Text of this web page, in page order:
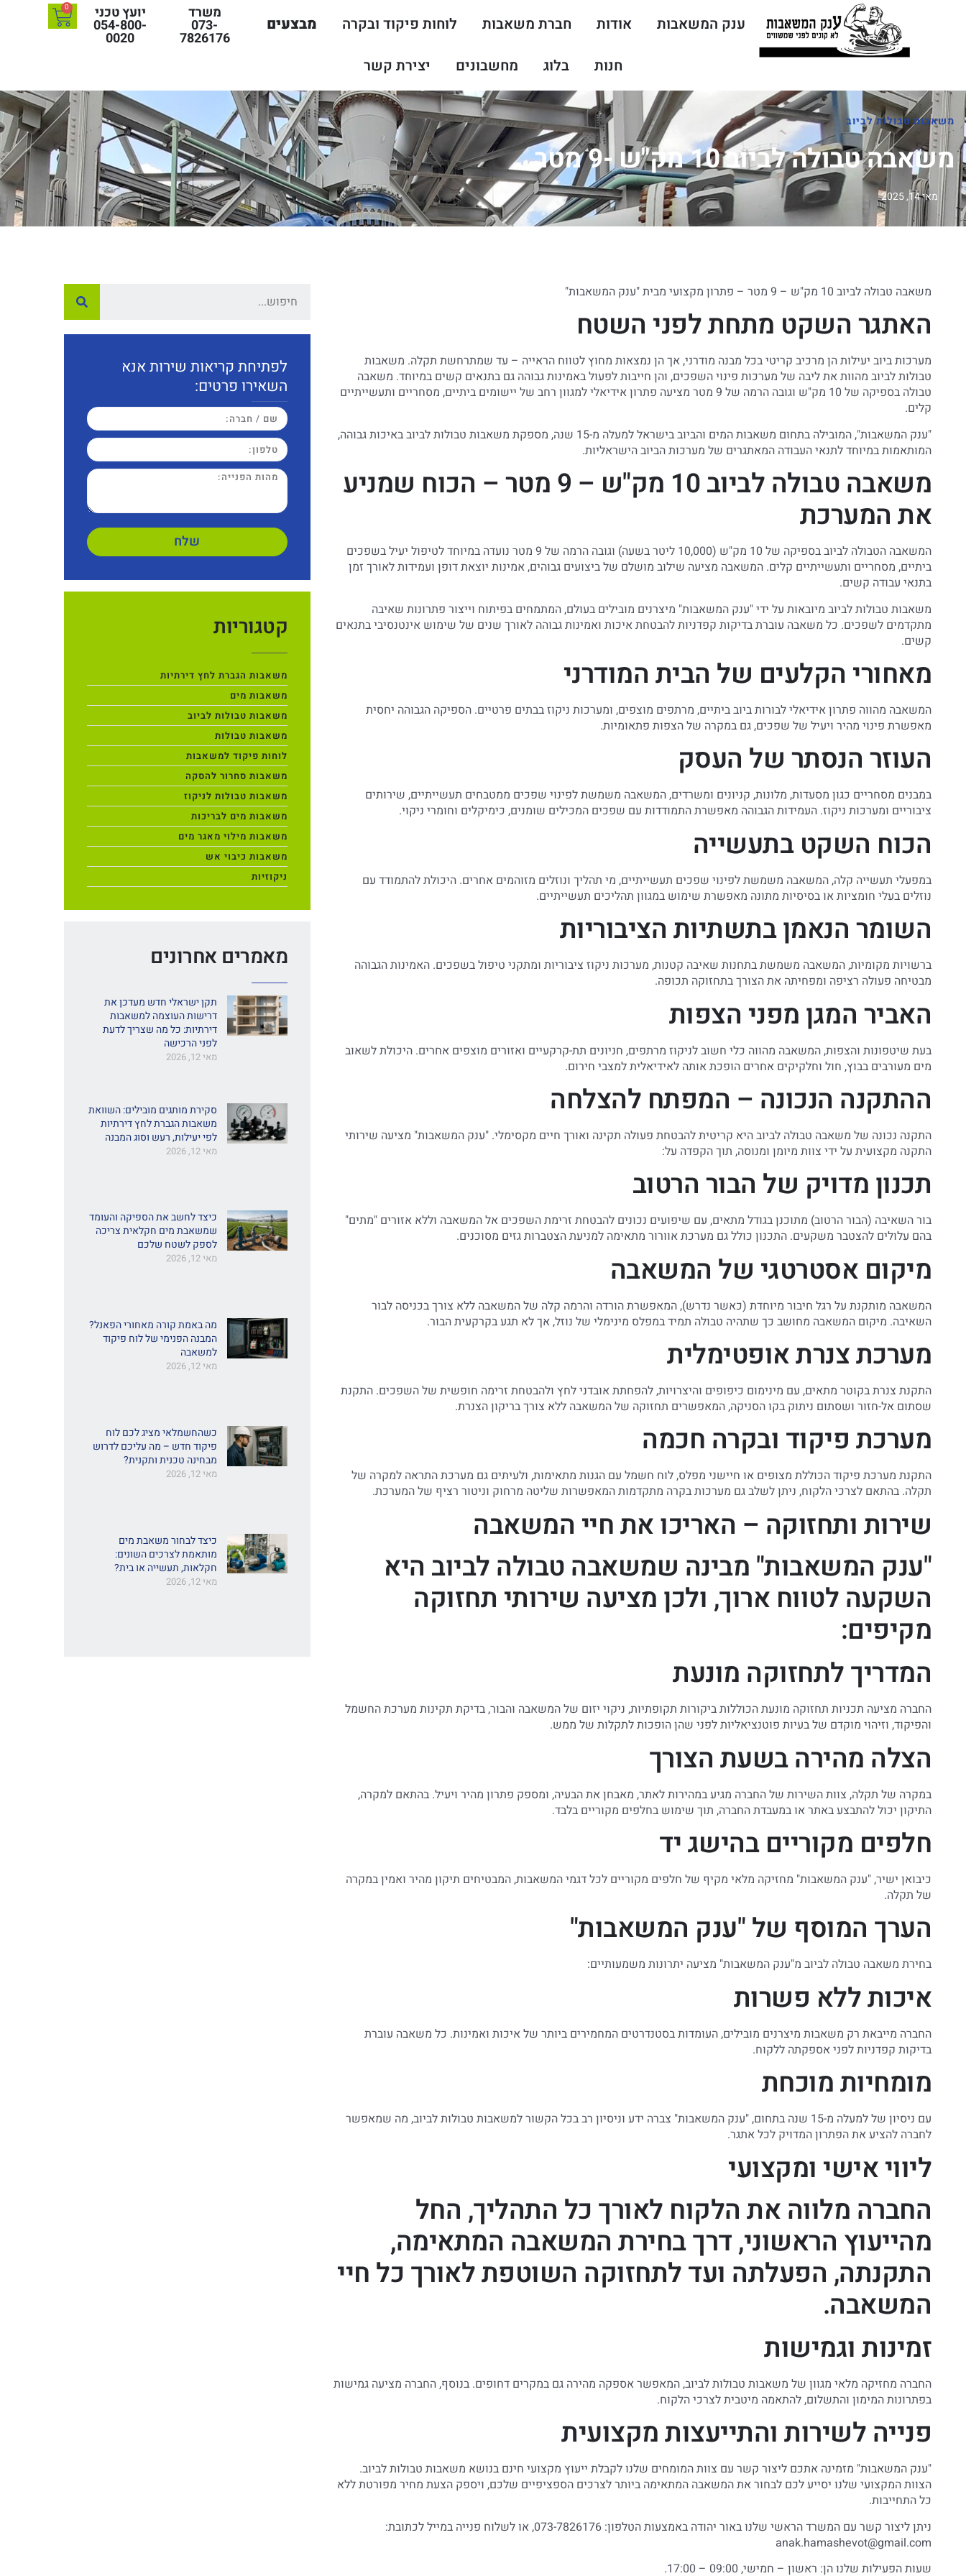
ענק המשאבות אודות חברת משאבות לוחות פיקוד ובקרה
מבצעים
חנות
בלוג מחשבונים יצירת קשר
משרד
073-
7826176
יועץ טכני
054-800-
0020
0
משאבות טבולות לביוב
משאבה טבולה לביוב 10 מק"ש -9 מטר
מאי 14, 2025
משאבה טבולה לביוב 10 מק"ש – 9 מטר – פתרון מקצועי מבית "ענק המשאבות"
האתגר השקט מתחת לפני השטח
מערכות ביוב יעילות הן מרכיב קריטי בכל מבנה מודרני, אך הן נמצאות מחוץ לטווח הראייה – עד שמתרחשת תקלה. משאבות
טבולות לביוב מהוות את ליבה של מערכות פינוי השפכים, והן חייבות לפעול באמינות גבוהה גם בתנאים קשים במיוחד. משאבה
טבולה בספיקה של 10 מק"ש וגובה הרמה של 9 מטר מציעה פתרון אידיאלי למגוון רחב של יישומים ביתיים, מסחריים ותעשייתיים
קלים.
"ענק המשאבות", המובילה בתחום משאבות המים והביוב בישראל למעלה מ-15 שנה, מספקת משאבות טבולות לביוב באיכות גבוהה,
המותאמות במיוחד לתנאי העבודה המאתגרים של מערכות הביוב הישראליות.
משאבה טבולה לביוב 10 מק"ש – 9 מטר – הכוח שמניע
את המערכת
המשאבה הטבולה לביוב בספיקה של 10 מק"ש (10,000 ליטר בשעה) וגובה הרמה של 9 מטר נועדה במיוחד לטיפול יעיל בשפכים
ביתיים, מסחריים ותעשייתיים קלים. המשאבה מציעה שילוב מושלם של ביצועים גבוהים, אמינות יוצאת דופן ועמידות לאורך זמן
בתנאי עבודה קשים.
משאבות טבולות לביוב מיובאות על ידי "ענק המשאבות" מיצרנים מובילים בעולם, המתמחים בפיתוח וייצור פתרונות שאיבה
מתקדמים לשפכים. כל משאבה עוברת בדיקות קפדניות להבטחת איכות ואמינות גבוהה לאורך שנים של שימוש אינטנסיבי בתנאים
קשים.
מאחורי הקלעים של הבית המודרני
המשאבה מהווה פתרון אידיאלי לבורות ביוב ביתיים, מרתפים מוצפים, ומערכות ניקוז בבתים פרטיים. הספיקה הגבוהה יחסית
מאפשרת פינוי מהיר ויעיל של שפכים, גם במקרה של הצפות פתאומיות.
העוזר הנסתר של העסק
במבנים מסחריים כגון מסעדות, מלונות, קניונים ומשרדים, המשאבה משמשת לפינוי שפכים ממטבחים תעשייתיים, שירותים
ציבוריים ומערכות ניקוז. העמידות הגבוהה מאפשרת התמודדות עם שפכים המכילים שומנים, כימיקלים וחומרי ניקוי.
הכוח השקט בתעשייה
במפעלי תעשייה קלה, המשאבה משמשת לפינוי שפכים תעשייתיים, מי תהליך ונוזלים מזוהמים אחרים. היכולת להתמודד עם
נוזלים בעלי חומציות או בסיסיות מתונה מאפשרת שימוש במגוון תהליכים תעשייתיים.
השומר הנאמן בתשתיות הציבוריות
ברשויות מקומיות, המשאבה משמשת בתחנות שאיבה קטנות, מערכות ניקוז ציבוריות ומתקני טיפול בשפכים. האמינות הגבוהה
מבטיחה פעולה רציפה ומפחיתה את הצורך בתחזוקה תכופה.
האביר המגן מפני הצפות
בעת שיטפונות והצפות, המשאבה מהווה כלי חשוב לניקוז מרתפים, חניונים תת-קרקעיים ואזורים מוצפים אחרים. היכולת לשאוב
מים מעורבים בבוץ, חול וחלקיקים אחרים הופכת אותה לאידיאלית למצבי חירום.
ההתקנה הנכונה – המפתח להצלחה
התקנה נכונה של משאבה טבולה לביוב היא קריטית להבטחת פעולה תקינה ואורך חיים מקסימלי. "ענק המשאבות" מציעה שירותי
התקנה מקצועית על ידי צוות מיומן ומנוסה, תוך הקפדה על:
תכנון מדויק של הבור הרטוב
בור השאיבה (הבור הרטוב) מתוכנן בגודל מתאים, עם שיפועים נכונים להבטחת זרימת השפכים אל המשאבה וללא אזורים "מתים"
בהם עלולים להצטבר משקעים. התכנון כולל גם מערכת אוורור מתאימה למניעת הצטברות גזים מסוכנים.
מיקום אסטרטגי של המשאבה
המשאבה מותקנת על רגל חיבור מיוחדת (כאשר נדרש), המאפשרת הורדה והרמה קלה של המשאבה ללא צורך בכניסה לבור
השאיבה. מיקום המשאבה מחושב כך שתהיה טבולה תמיד במפלס מינימלי של נוזל, אך לא תגע בקרקעית הבור.
מערכת צנרת אופטימלית
התקנת צנרת בקוטר מתאים, עם מינימום כיפופים והיצרויות, להפחתת אובדני לחץ ולהבטחת זרימה חופשית של השפכים. התקנת
שסתום אל-חזור ושסתום ניתוק בקו הסניקה, המאפשרים תחזוקה של המשאבה ללא צורך בריקון הצנרת.
מערכת פיקוד ובקרה חכמה
התקנת מערכת פיקוד הכוללת מצופים או חיישני מפלס, לוח חשמל עם הגנות מתאימות, ולעיתים גם מערכת התראה למקרה של
תקלה. בהתאם לצרכי הלקוח, ניתן לשלב גם מערכות בקרה מתקדמות המאפשרות שליטה מרחוק וניטור רציף של המערכת.
שירות ותחזוקה – האריכו את חיי המשאבה
"ענק המשאבות" מבינה שמשאבה טבולה לביוב היא
השקעה לטווח ארוך, ולכן מציעה שירותי תחזוקה
מקיפים:
המדריך לתחזוקה מונעת
החברה מציעה תכניות תחזוקה מונעת הכוללות ביקורות תקופתיות, ניקוי יזום של המשאבה והבור, בדיקת תקינות מערכת החשמל
והפיקוד, וזיהוי מוקדם של בעיות פוטנציאליות לפני שהן הופכות לתקלות של ממש.
הצלה מהירה בשעת הצורך
במקרה של תקלה, צוות השירות של החברה מגיע במהירות לאתר, מאבחן את הבעיה, ומספק פתרון מהיר ויעיל. בהתאם למקרה,
התיקון יכול להתבצע באתר או במעבדת החברה, תוך שימוש בחלפים מקוריים בלבד.
חלפים מקוריים בהישג יד
כיבואן ישיר, "ענק המשאבות" מחזיקה מלאי מקיף של חלפים מקוריים לכל דגמי המשאבות, המבטיחים תיקון מהיר ואמין במקרה
של תקלה.
הערך המוסף של "ענק המשאבות"
בחירת משאבה טבולה לביוב מ"ענק המשאבות" מציעה יתרונות משמעותיים:
איכות ללא פשרות
החברה מייבאת רק משאבות מיצרנים מובילים, העומדות בסטנדרטים המחמירים ביותר של איכות ואמינות. כל משאבה עוברת
בדיקות קפדניות לפני אספקתה ללקוח.
מומחיות מוכחת
עם ניסיון של למעלה מ-15 שנה בתחום, "ענק המשאבות" צברה ידע וניסיון רב בכל הקשור למשאבות טבולות לביוב, מה שמאפשר
לחברה להציע את הפתרון המדויק לכל אתגר.
ליווי אישי ומקצועי
החברה מלווה את הלקוח לאורך כל התהליך, החל
מהייעוץ הראשוני, דרך בחירת המשאבה המתאימה,
התקנתה, הפעלתה ועד לתחזוקה השוטפת לאורך כל חיי
המשאבה.
זמינות וגמישות
החברה מחזיקה מלאי מגוון של משאבות טבולות לביוב, המאפשר אספקה מהירה גם במקרים דחופים. בנוסף, החברה מציעה גמישות
בפתרונות המימון והתשלום, להתאמה מיטבית לצרכי הלקוח.
פנייה לשירות והתייעצות מקצועית
"ענק המשאבות" מזמינה אתכם ליצור קשר עם צוות המומחים שלנו לקבלת ייעוץ מקצועי חינם בנושא משאבות טבולות לביוב.
הצוות המקצועי שלנו יסייע לכם לבחור את המשאבה המתאימה ביותר לצרכים הספציפיים שלכם, ויספק הצעת מחיר מפורטת ללא
כל התחייבות.
ניתן ליצור קשר עם המשרד הראשי שלנו באור יהודה באמצעות הטלפון: 073-7826176, או לשלוח פנייה במייל לכתובת:
anak.hamashevot@gmail.com
שעות הפעילות שלנו הן: ראשון – חמישי, 09:00 – 17:00.
לפתיחת קריאות שירות אנא
השאירו פרטים:
שלח
קטגוריות
משאבות הגברת לחץ דירתיות
משאבות מים
משאבות טבולות לביוב
משאבות טבולות
לוחות פיקוד למשאבות
משאבות סחרור להסקה
משאבות טבולות לניקוז
משאבות מים לבריכות
משאבות מילוי מאגר מים
משאבות כיבוי אש
ניקוזיות
מאמרים אחרונים
תקן ישראלי חדש מעדכן את
דרישות העוצמה למשאבות
דירתיות: כל מה שצריך לדעת
לפני הרכישה
מאי 12, 2026
סקירת מותגים מובילים: השוואת
משאבות הגברת לחץ דירתיות
לפי יעילות, רעש וסוג המבנה
מאי 12, 2026
כיצד לחשב את הספיקה והעומד
שמשאבת מים חקלאית צריכה
לספק לשטח שלכם
מאי 12, 2026
מה באמת קורה מאחורי הפאנל?
המבנה הפנימי של לוח פיקוד
למשאבה
מאי 12, 2026
כשהחשמלאי מציג לכם לוח
פיקוד חדש – מה עליכם לדרוש
מבחינה טכנית ותקנית?
מאי 12, 2026
כיצד לבחור משאבת מים
מותאמת לצרכים השונים:
חקלאות, תעשייה או בית?
מאי 12, 2026